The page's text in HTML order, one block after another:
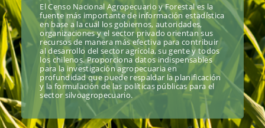
El Censo Nacional Agropecuario y Forestal es la
fuente más importante de información estadística
en base a la cual los gobiernos, autoridades,
organizaciones y el sector privado orientan sus
recursos de manera más efectiva para contribuir
al desarrollo del sector agrícola, su gente y todos
los chilenos. Proporciona datos indispensables
para la investigación agropecuaria en
profundidad que puede respaldar la planificación
y la formulación de las políticas públicas para el
sector silvoagropecuario.